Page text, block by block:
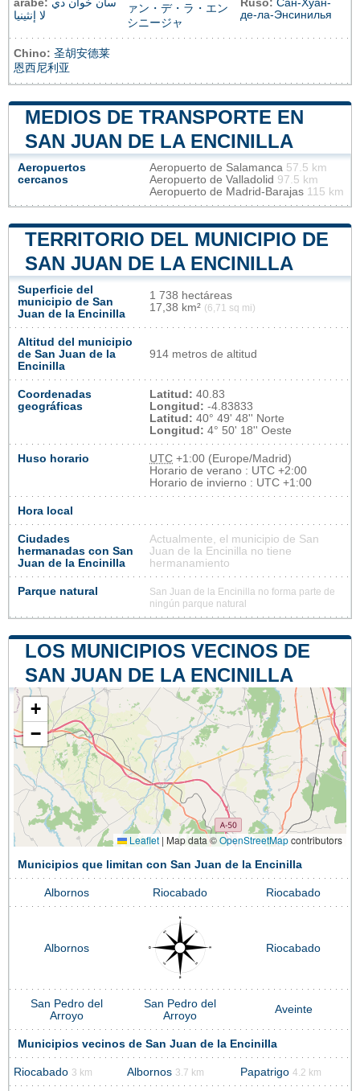
árabe: سان خوان دي
لا إنثينيا
ァン・デ・ラ・エン
シニージャ
Ruso: Сан-Хуан-
де-ла-Энсинилья
Chino: 圣胡安德莱
恩西尼利亚
MEDIOS DE TRANSPORTE EN
SAN JUAN DE LA ENCINILLA
Aeropuertos
cercanos
Aeropuerto de Salamanca 57.5 km
Aeropuerto de Valladolid 97.5 km
Aeropuerto de Madrid-Barajas 115 km
TERRITORIO DEL MUNICIPIO DE
SAN JUAN DE LA ENCINILLA
Superficie del
municipio de San
Juan de la Encinilla
1 738 hectáreas
17,38 km² (6,71 sq mi)
Altitud del municipio
de San Juan de la
Encinilla
914 metros de altitud
Coordenadas
geográficas
Latitud: 40.83
Longitud: -4.83833
Latitud: 40° 49' 48'' Norte
Longitud: 4° 50' 18'' Oeste
Huso horario UTC +1:00 (Europe/Madrid)
Horario de verano : UTC +2:00
Horario de invierno : UTC +1:00
Hora local
Ciudades
hermanadas con San
Juan de la Encinilla
Actualmente, el municipio de San
Juan de la Encinilla no tiene
hermanamiento
Parque natural
San Juan de la Encinilla no forma parte de
ningún parque natural
LOS MUNICIPIOS VECINOS DE
SAN JUAN DE LA ENCINILLA
+
−
Leaflet | Map data ©OpenStreetMapcontributors
Municipios que limitan con San Juan de la Encinilla
Albornos Riocabado Riocabado
Albornos Riocabado
San Pedro del
Arroyo
San Pedro del
Arroyo
Aveinte
Municipios vecinos de San Juan de la Encinilla
Riocabado 3 km Albornos 3.7 km Papatrigo 4.2 km